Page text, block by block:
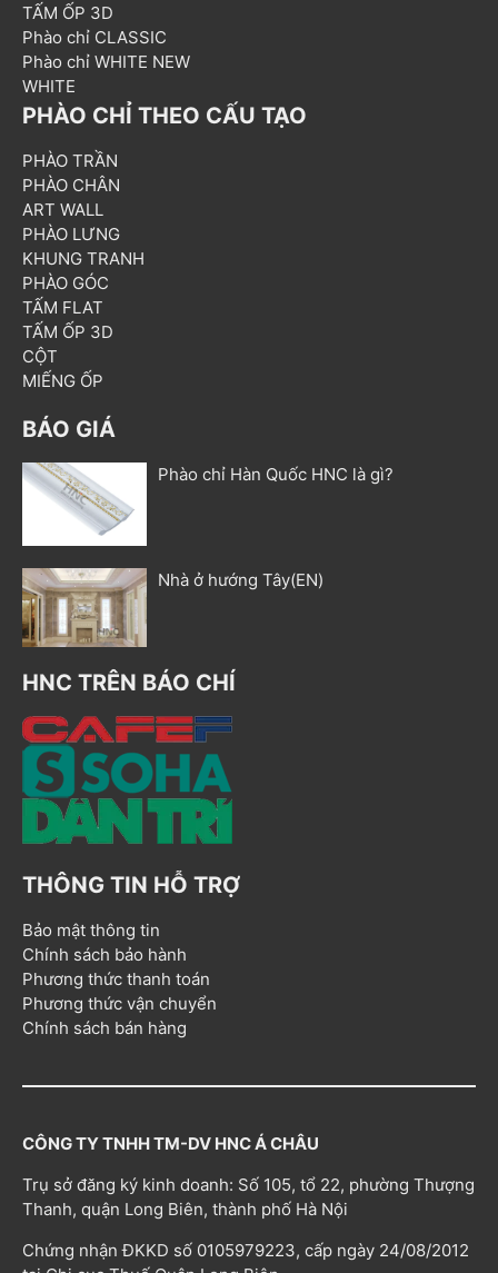
TẤM ỐP 3D
Phào chỉ CLASSIC
Phào chỉ WHITE NEW
WHITE
PHÀO CHỈ THEO CẤU TẠO
PHÀO TRẦN
PHÀO CHÂN
ART WALL
PHÀO LƯNG
KHUNG TRANH
PHÀO GÓC
TẤM FLAT
TẤM ỐP 3D
CỘT
MIẾNG ỐP
BÁO GIÁ
Phào chỉ Hàn Quốc HNC là gì?
Nhà ở hướng Tây(EN)
HNC TRÊN BÁO CHÍ
THÔNG TIN HỖ TRỢ
Bảo mật thông tin
Chính sách bảo hành
Phương thức thanh toán
Phương thức vận chuyển
Chính sách bán hàng
CÔNG TY TNHH TM-DV HNC Á CHÂU
Trụ sở đăng ký kinh doanh: Số 105, tổ 22, phường Thượng
Thanh, quận Long Biên, thành phố Hà Nội
Chứng nhận ĐKKD số 0105979223, cấp ngày 24/08/2012